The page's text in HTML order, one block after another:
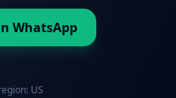
WhatsApp
US